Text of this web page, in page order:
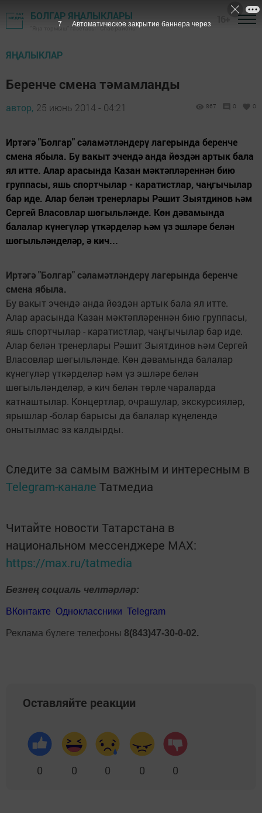
БОЛГАР ЯҢАЛЫКЛАРЫ
"Яңа тормыш" газетасы - Спас районы
ЯҢАЛЫКЛАР
Беренче смена тәмамланды
автор, 25 июнь 2014 - 04:21 867 0 0
Иртәгә "Болгар" сәламәтләндерү лагерында беренче
смена ябыла. Бу вакыт эчендә анда йөздән артык бала
ял итте. Алар арасында Казан мәктәпләреннән бию
группасы, яшь спортчылар - каратистлар, чаңгычылар
бар иде. Алар белән тренерлары Рәшит Зыятдинов һәм
Сергей Власовлар шөгыльләнде. Көн дәвамында
балалар күнегүләр үткәрделәр һәм үз эшләре белән
шөгыльләнделәр, ә кич...
Иртәгә "Болгар" сәламәтләндерү лагерында беренче
смена ябыла.
Бу вакыт эчендә анда йөздән артык бала ял итте.
Алар арасында Казан мәктәпләреннән бию группасы,
яшь спортчылар - каратистлар, чаңгычылар бар иде.
Алар белән тренерлары Рәшит Зыятдинов һәм Сергей
Власовлар шөгыльләнде. Көн дәвамында балалар
күнегүләр үткәрделәр һәм үз эшләре белән
шөгыльләнделәр, ә кич белән төрле чараларда
катнаштылар. Концертлар, очрашулар, экскурсияләр,
ярышлар -болар барысы да балалар күңелендә
онытылмас эз калдырды.
Следите за самым важным и интересным в
Telegram-канале Татмедиа
Читайте новости Татарстана в
национальном мессенджере MАХ:
https://max.ru/tatmedia
Безнең социаль челтәрләр:
ВКонтакте Одноклассники Telegram
Реклама бүлеге телефоны 8(843)47-30-0-02.
Оставляйте реакции
0 0 0 0 0
6 Автоматическое закрытие баннера через